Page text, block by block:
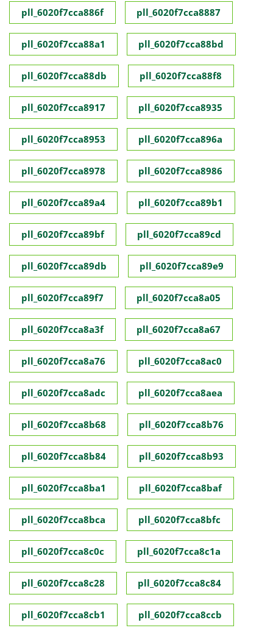
pll_6020f7cca886f pll_6020f7cca8887
pll_6020f7cca88a1 pll_6020f7cca88bd
pll_6020f7cca88db pll_6020f7cca88f8
pll_6020f7cca8917 pll_6020f7cca8935
pll_6020f7cca8953 pll_6020f7cca896a
pll_6020f7cca8978 pll_6020f7cca8986
pll_6020f7cca89a4 pll_6020f7cca89b1
pll_6020f7cca89bf pll_6020f7cca89cd
pll_6020f7cca89db pll_6020f7cca89e9
pll_6020f7cca89f7 pll_6020f7cca8a05
pll_6020f7cca8a3f pll_6020f7cca8a67
pll_6020f7cca8a76 pll_6020f7cca8ac0
pll_6020f7cca8adc pll_6020f7cca8aea
pll_6020f7cca8b68 pll_6020f7cca8b76
pll_6020f7cca8b84 pll_6020f7cca8b93
pll_6020f7cca8ba1 pll_6020f7cca8baf
pll_6020f7cca8bca pll_6020f7cca8bfc
pll_6020f7cca8c0c pll_6020f7cca8c1a
pll_6020f7cca8c28 pll_6020f7cca8c84
pll_6020f7cca8cb1 pll_6020f7cca8ccb